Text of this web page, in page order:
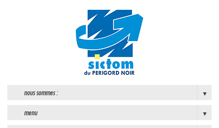
nous sommes :
menu